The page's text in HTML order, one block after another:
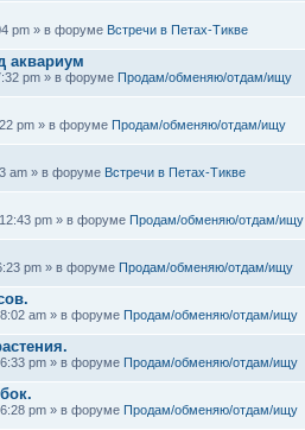
pm » в форуме Встречи в Петах-Тикве
аквариум
pm » в форуме Продам/обменяю/отдам/ищу
pm » в форуме Продам/обменяю/отдам/ищу
am » в форуме Встречи в Петах-Тикве
pm » в форуме Продам/обменяю/отдам/ищу
pm » в форуме Продам/обменяю/отдам/ищу
am » в форуме Продам/обменяю/отдам/ищу
pm » в форуме Продам/обменяю/отдам/ищу
pm » в форуме Продам/обменяю/отдам/ищу